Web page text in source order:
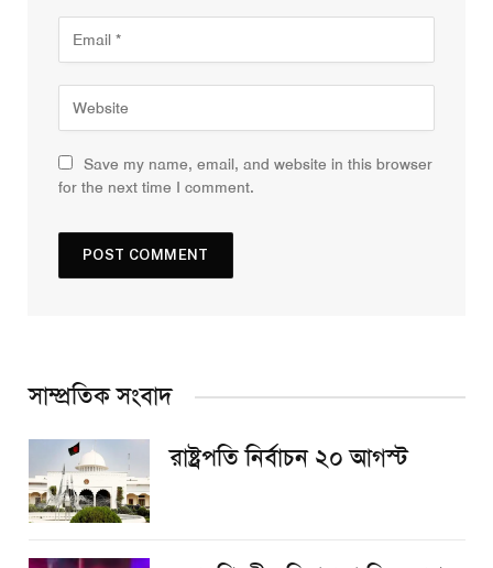
Save my name, email, and website in this browser
for the next time I comment.
সাম্প্রতিক সংবাদ
রাষ্ট্রপতি নির্বাচন ২০ আগস্ট